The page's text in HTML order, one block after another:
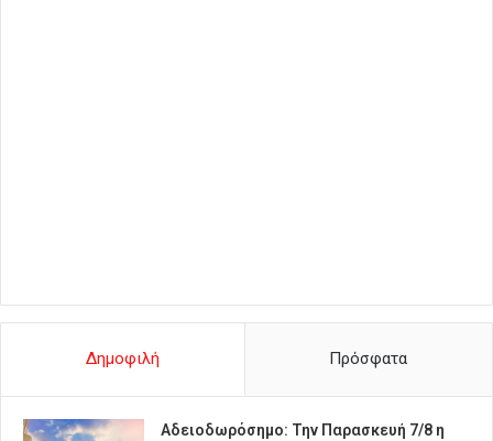
Δημοφιλή Πρόσφατα
Αδειοδωρόσημο: Την Παρασκευή 7/8 η